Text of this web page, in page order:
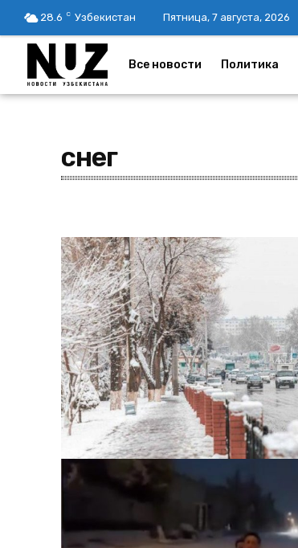
28.6 C Узбекистан Пятница, 7 августа, 2026
Все новости Политика
снег